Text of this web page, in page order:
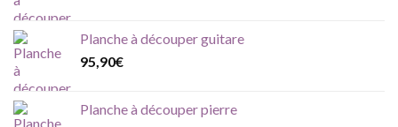
Planche à découper guitare
95,90€
Planche à découper pierre